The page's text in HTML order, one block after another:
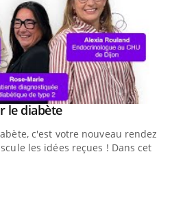
le diabèteYoutube
c'est votre nouveau rendez-
les idées reçues ! Dans cet